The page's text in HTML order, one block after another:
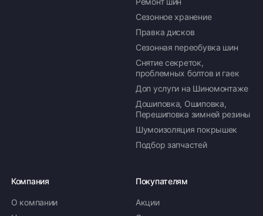
Сезонное хранение
Правка дисков
Сезонная переобувка шин
Снятие секреток,
проблемных болтов и гаек
Доп услуги на Шиномонтаже
Дошиповка, Ошиповка,
Перешиповка зимней резины
Шумоизоляция покрышек
Подбор запчастей
Компания
О компании
Покупателям
Акции